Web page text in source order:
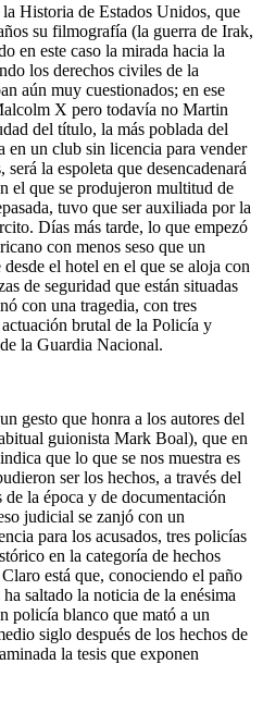
Historia de Estados Unidos, que
su filmografía (la guerra de Irak,
en este caso la mirada hacia la
los derechos civiles de la
aún muy cuestionados; en ese
X pero todavía no Martin
del título, la más poblada del
en un club sin licencia para vender
la espoleta que desencadenará
el que se produjeron multitud de
tuvo que ser auxiliada por la
Días más tarde, lo que empezó
con menos seso que un
el hotel en el que se aloja con
de seguridad que están situadas
con una tragedia, con tres
brutal de la Policía y
la Guardia Nacional.
gesto que honra a los autores del
guionista Mark Boal), que en
que lo que se nos muestra es
ser los hechos, a través del
la época y de documentación
judicial se zanjó con un
para los acusados, tres policías
en la categoría de hechos
está que, conociendo el paño
saltado la noticia de la enésima
policía blanco que mató a un
siglo después de los hechos de
la tesis que exponen